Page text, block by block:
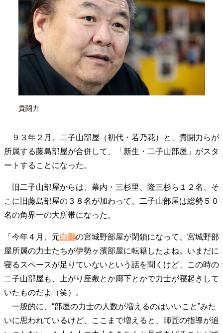
熱狂できるもの
一生モノの愛用品
私を彩るエッセンス
60代のネクストステージ
70代のグランドデザイン
社会・カルチャー・マネー
地域とつながる/お金との付き合い方
貴闘力
９３年２月。二子山部屋（初代・若乃花）と、貴闘力らが
所属する藤島部屋が合併して、「新生・二子山部屋」がスタ
ートすることになった。
旧二子山部屋からは、幕内・三杉里、隆三杉ら１２名、そ
こに旧藤島部屋の３８名が加わって、二子山部屋は総勢５０
名の角界一の大所帯になった。
「今年４月、元白鵬の宮城野部屋が閉鎖になって、宮城野部
屋所属の力士たちが伊勢ヶ濱部屋に転籍したよね。いまだに
寝るスペースが足りていないという話を聞くけど、この時の
二子山部屋も、上がり座敷とか廊下とかで力士が寝起きして
いたものだよ（笑）。
一般的に、“部屋の力士の人数が増えるのはいいこと”みた
いに思われているけど、ここまで増えると、師匠の指導が追